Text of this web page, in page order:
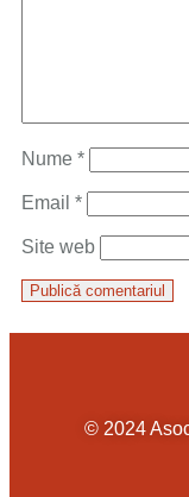
Nume *
Email *
Site web
© 2024